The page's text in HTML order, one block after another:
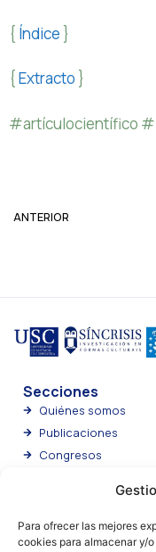
Para ofrecer las mejores
cookies para almacenar y/
{ Índice }
{Extracto }
#artículocientífico
ANTERIOR
Secciones
Quiénes somos
Publicaciones
Congresos
Actualidad
Kátaba